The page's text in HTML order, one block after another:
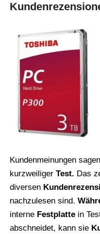
Kundenmeinungen
kurzweiliger Test. Das
diversen
nachzulesen sind.
interne Festplatte in
abschneidet, kann sie